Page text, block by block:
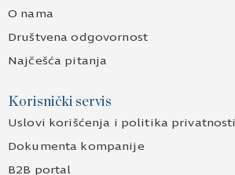
O nama
Društvena odgovornost
Najčešća pitanja
Korisnički servis
Uslovi korišćenja i politika privatnosti
Dokumenta kompanije
B2B portal